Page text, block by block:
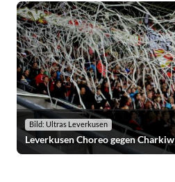
Bild: Ultras Leverkusen
Leverkusen Choreo gegen Charkiw